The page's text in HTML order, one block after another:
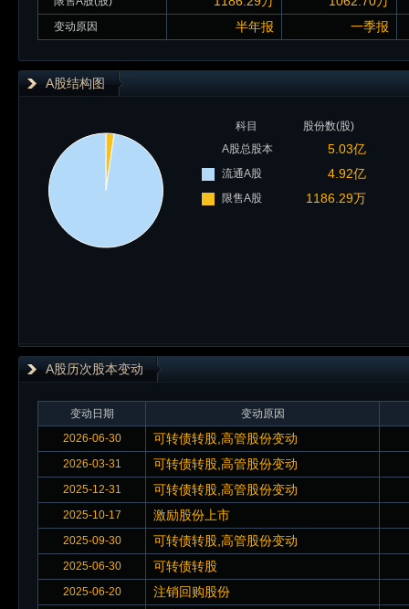
变动原因 半年报 一季报
A股结构图
科目
股份数(股)
A股总股本
5.03亿
流通A股 4.92亿
限售A股 1186.29万
A股历次股本变动
变动日期
变动原因
2026-06-30
可转债转股,高管股份变动
2026-03-31 可转债转股,高管股份变动
2025-12-31 可转债转股,高管股份变动
2025-10-17 激励股份上市
2025-09-30 可转债转股,高管股份变动
2025-06-30 可转债转股
2025-06-20 注销回购股份